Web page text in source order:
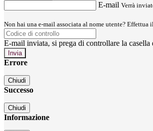
E-mail Verrà
Non hai una e-mail associata al nome utente? Effettua
E-mail inviata, si prega di controllare la casella
Errore
Chiudi
Successo
Chiudi
Informazione